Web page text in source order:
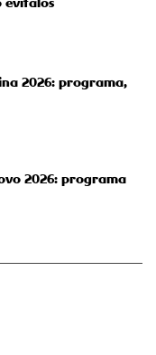
2026: programa,
2026: programa